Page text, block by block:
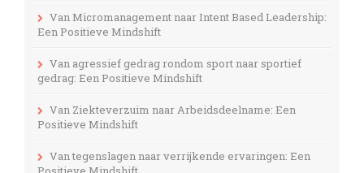
Van Micromanagement naar Intent Based Leadership:
Een Positieve Mindshift
Van agressief gedrag rondom sport naar sportief
gedrag: Een Positieve Mindshift
Van Ziekteverzuim naar Arbeidsdeelname: Een
Positieve Mindshift
Van tegenslagen naar verrijkende ervaringen: Een